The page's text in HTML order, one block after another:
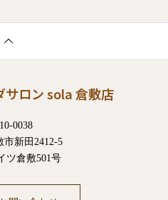
サロン sola 倉敷店
0038
市新田2412-5
ツ倉敷501号